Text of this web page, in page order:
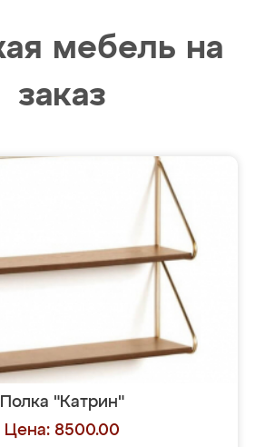
мебель на
заказ
Полка "Катрин"
Цена: 8500.00